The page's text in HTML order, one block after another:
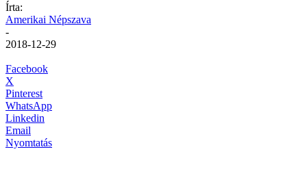
Írta:
Amerikai Népszava
-
2018-12-29
Facebook
X
Pinterest
WhatsApp
Linkedin
Email
Nyomtatás